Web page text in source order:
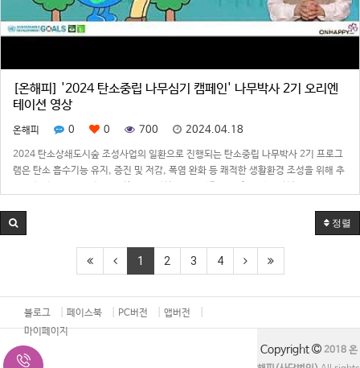
[온해피] '2024 탄소중립 나무심기 캠페인' 나무박사 2기 오리엔
테이션 영상
온해피 0 0 700 2024.04.18
2024 탄소상쇄도시숲 조성사업의 일환으로 진행되는 탄소중립 나무박사 2기 프로그
램은 탄소 흡수기능 유지, 증진 및 저감, 폭염 완화 등 쾌적한 생활환경 조성을 위해 추
정렬
1 2 3 4
블로그 페이스북 PC버전
앱버전
마이페이지
Copyright
2018 온